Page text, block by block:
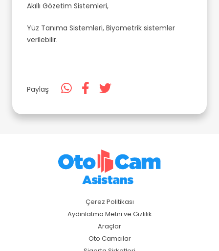
Akıllı Gözetim Sistemleri,
Yüz Tanıma Sistemleri, Biyometrik sistemler
verilebilir.
Paylaş
Çerez Politikası
Aydınlatma Metni ve Gizlilik
Araçlar
Oto Camcılar